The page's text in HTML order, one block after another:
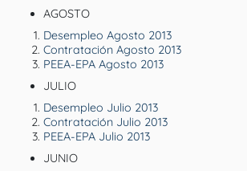
AGOSTO
Desempleo Agosto 2013
Contratación Agosto 2013
PEEA-EPA Agosto 2013
JULIO
Desempleo Julio 2013
Contratación Julio 2013
PEEA-EPA Julio 2013
JUNIO